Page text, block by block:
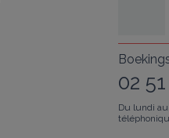
02
Du lundi